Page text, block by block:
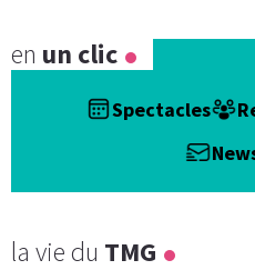
en un clic
Spectacles
la vie du TMG